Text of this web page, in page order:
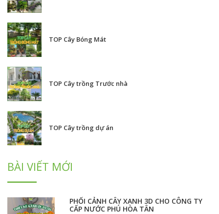
TOP Cây Bóng Mát
TOP Cây trồng Trước nhà
TOP Cây trồng dự án
BÀI VIẾT MỚI
PHỐI CẢNH CÂY XANH 3D CHO CÔNG TY
CẤP NƯỚC PHÚ HÒA TÂN